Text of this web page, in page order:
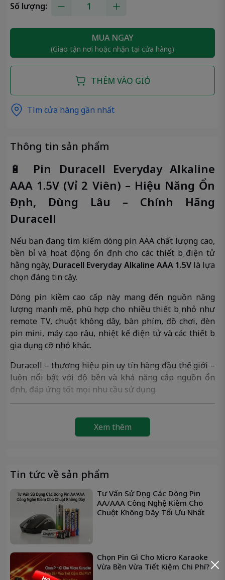
Số lượng:
MUA NGAY
(Giao tận nơi hoặc nhận tại cửa hàng)
THÊM VÀO GIỎ
Tìm cửa hàng gần nhất
Thông tin sản phẩm
🔋 Pin Duracell Everyday Alkaline
AAA 1.5V (Vỉ 2 Viên) – Hiệu Năng Ổn
Định, Dùng Lâu – Chính Hãng
Duracell
Nếu bạn đang tìm kiếm dòng pin AAA chất lượng cao,
bền bỉ và hoạt động ổn định cho các thiết bị điện tử
hằng ngày, Duracell Everyday Alkaline AAA 1.5V là lựa
chọn đáng tin cậy.
Dòng pin kiềm cao cấp này mang đến nguồn năng
lượng mạnh mẽ, phù hợp cho nhiều thiết bị nhỏ như
remote TV, chuột không dây, bàn phím, đồ chơi, đèn
pin mini, máy cạo râu, nhiệt kế điện tử và các thiết bị
gia dụng cỡ nhỏ khác.
Duracell – thương hiệu pin uy tín hàng đầu thế giới –
luôn nổi bật với độ bền và khả năng cấp nguồn ổn
định, đáp ứng tốt mọi nhu cầu sử dụng.
Thông Số Kỹ Thuật Pin Duracell
hiệu
🔸Loại pin Pin kiềm Alkaline
Điện áp
1.5V
🔸Dung
lượng
~1200mAh (tùy thiết bị)
thước
Đường kính: 10.5mm – Dài 44.5mm
🔸Trọng
Xem thêm
Tin tức về sản phẩm
Tư Vấn Sử Dụng Các Dòng Pin
AA/AAA Công Nghệ Kiềm Cho
Chuột Không Dây Tối Ưu Nhất
Chọn Pin Gì Cho Micro Karaoke
Vừa Bền Vừa Tiết Kiệm Chi Phí?